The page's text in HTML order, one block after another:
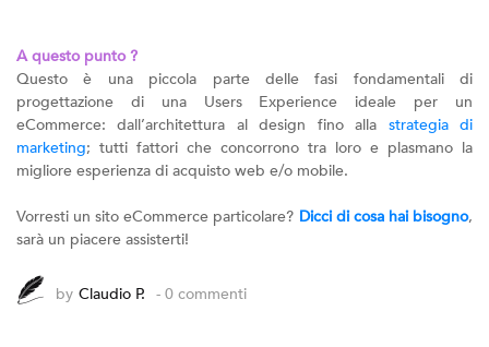
A questo punto ?
Questo è una piccola parte delle fasi fondamentali di
progettazione di una Users Experience ideale per un
eCommerce: dall’architettura al design fino alla strategia di
marketing; tutti fattori che concorrono tra loro e plasmano la
migliore esperienza di acquisto web e/o mobile.
Vorresti un sito eCommerce particolare? Dicci di cosa hai bisogno,
sarà un piacere assisterti!
by Claudio P. - 0 commenti